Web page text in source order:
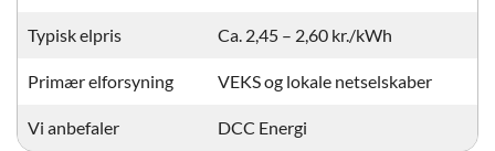
Typisk elpris Ca. 2,45 – 2,60 kr./kWh
Primær elforsyning VEKS og lokale netselskaber
Vi anbefaler DCC Energi